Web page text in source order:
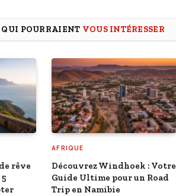
QUI POURRAIENT VOUS INTÉRESSER
rêve
AFRIQUE
Découvrez Windhoek : Votre
Guide Ultime pour un Road
Trip en Namibie